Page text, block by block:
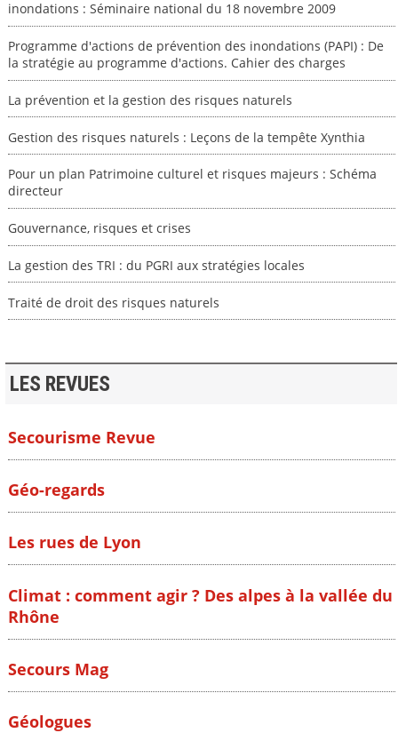
inondations : Séminaire national du 18 novembre 2009
Programme d'actions de prévention des inondations (PAPI) : De
la stratégie au programme d'actions. Cahier des charges
La prévention et la gestion des risques naturels
Gestion des risques naturels : Leçons de la tempête Xynthia
Pour un plan Patrimoine culturel et risques majeurs : Schéma
directeur
Gouvernance, risques et crises
La gestion des TRI : du PGRI aux stratégies locales
Traité de droit des risques naturels
LES REVUES
Secourisme Revue
Géo-regards
Les rues de Lyon
Climat : comment agir ? Des alpes à la vallée du
Rhône
Secours Mag
Géologues